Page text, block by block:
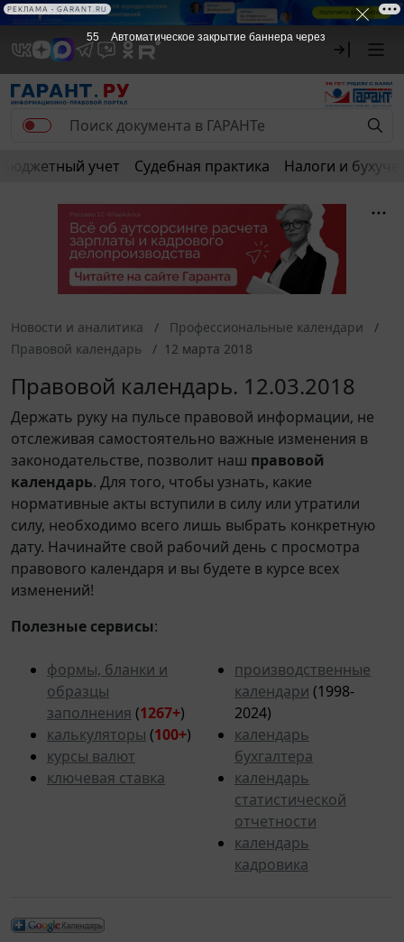
РЕКЛАМА
Бюджетный учет Судебная практика Налоги и
Новости и аналитика
Профессиональные календари
Правовой календарь
12 марта 2018
Правовой календарь. 12.03.2018
Держать руку на пульсе правовой информации, не
отслеживая самостоятельно важные изменения в
законодательстве, позволит наш правовой
календарь. Для того, чтобы узнать, какие
нормативные акты вступили в силу или утратили
силу, необходимо всего лишь выбрать конкретную
дату. Начинайте свой рабочий день с просмотра
правового календаря и вы будете в курсе всех
изменений!
Полезные сервисы:
формы, бланки и
образцы
заполнения (1267+)
калькуляторы (100+)
курсы валют
ключевая ставка
производственные
календари (1998-
2024)
календарь
бухгалтера
календарь
статистической
отчетности
календарь
кадровика
55 Автоматическое закрытие баннера через
РЕКЛАМА • GARANT.RU